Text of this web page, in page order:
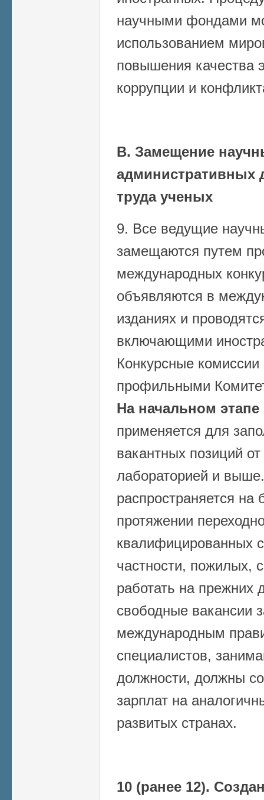
научными фондами
использованием
повышения качества
коррупции и
В. Замещение
административных
труда ученых
9. Все ведущие
замещаются путем
международных
объявляются в
изданиях и
включающими
Конкурсные комиссии
профильными
На начальном этапе
применяется для
вакантных позиций
лабораторией и
распространяется на
протяжении
квалифицированных
частности, пожилых,
работать на прежних
свободные вакансии
международным
специалистов,
должности, должны
зарплат на
развитых странах.
10 (ранее 12).